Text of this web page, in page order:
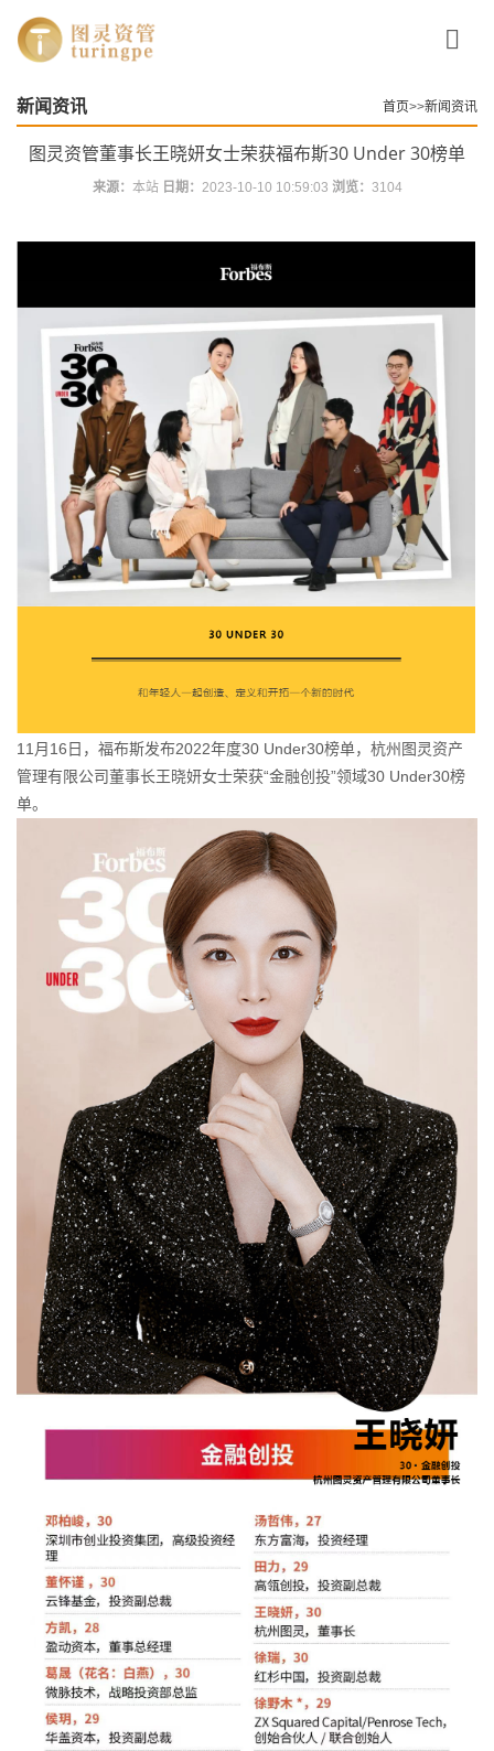
Toggle
新闻资讯 首页>>新闻资讯
图灵资管董事长王晓妍女士荣获福布斯30 Under 30榜单
来源： 本站 日期： 2023-10-10 10:59:03 浏览： 3104
11月16日，福布斯发布2022年度30 Under30榜单，杭州图灵资产
管理有限公司董事长王晓妍女士荣获“金融创投”领域30 Under30榜
单。